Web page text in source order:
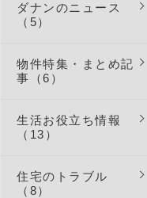
ダナンのニュース
（5）
物件特集・まとめ記
事（6）
生活お役立ち情報
（13）
住宅のトラブル
（8）